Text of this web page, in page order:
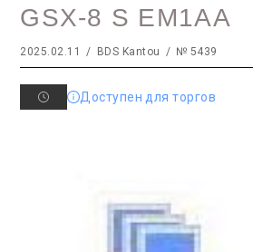
GSX-8 S EM1AA
2025.02.11 BDS Kantou № 5439
Доступен для торгов